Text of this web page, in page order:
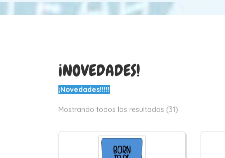
¡NOVEDADES!
¡Novedades!!!!!
Mostrando todos los resultados (31)